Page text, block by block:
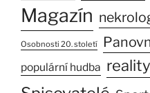
Magazín
Osobnosti 20. století
populární hudba